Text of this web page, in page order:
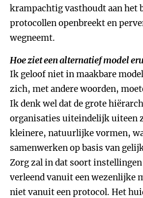
krampachtig vasthoudt aan het
protocollen openbreekt en
wegneemt.
Hoe ziet een alternatief model
Ik geloof niet in maakbare
zich, met andere woorden,
Ik denk wel dat de grote
organisaties uiteindelijk uiteen
kleinere, natuurlijke vormen,
samenwerken op basis van
Zorg zal in dat soort
verleend vanuit een wezenlijke
niet vanuit een protocol. Het